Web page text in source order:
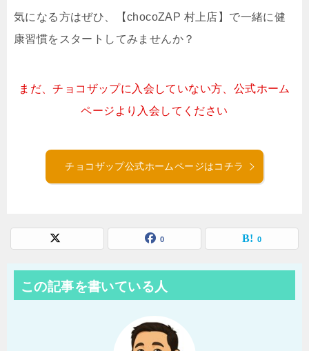
気になる方はぜひ、【chocoZAP 村上店】で一緒に健
康習慣をスタートしてみませんか？
まだ、チョコザップに入会していない方、公式ホーム
ページより入会してください
チョコザップ公式ホームページはコチラ
0 0
この記事を書いている人